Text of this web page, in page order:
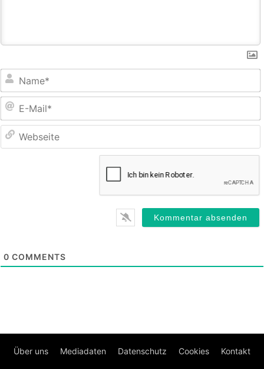
0 COMMENTS
Über uns Mediadaten Datenschutz Cookies Kontakt